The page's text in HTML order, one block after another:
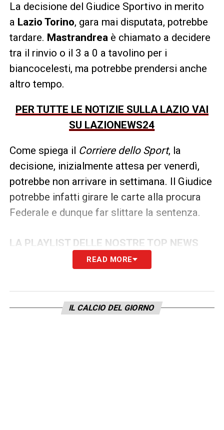
La decisione del Giudice Sportivo in merito
a Lazio Torino, gara mai disputata, potrebbe
tardare. Mastrandreaè chiamato a decidere
tra il rinvio o il 3 a 0 a tavolino per i
biancocelesti, ma potrebbe prendersi anche
altro tempo.
PER TUTTE LE NOTIZIE SULLA LAZIO VAI
SU LAZIONEWS24
Come spiega il Corriere dello Sport, la
decisione, inizialmente attesa per venerdì,
potrebbe non arrivare in settimana. Il Giudice
potrebbe infatti girare le carte alla procura
Federale e dunque far slittare la sentenza.
LA PLAYLIST DELLE NOSTRE TOP NEWS
READ MORE
IL CALCIO DEL GIORNO